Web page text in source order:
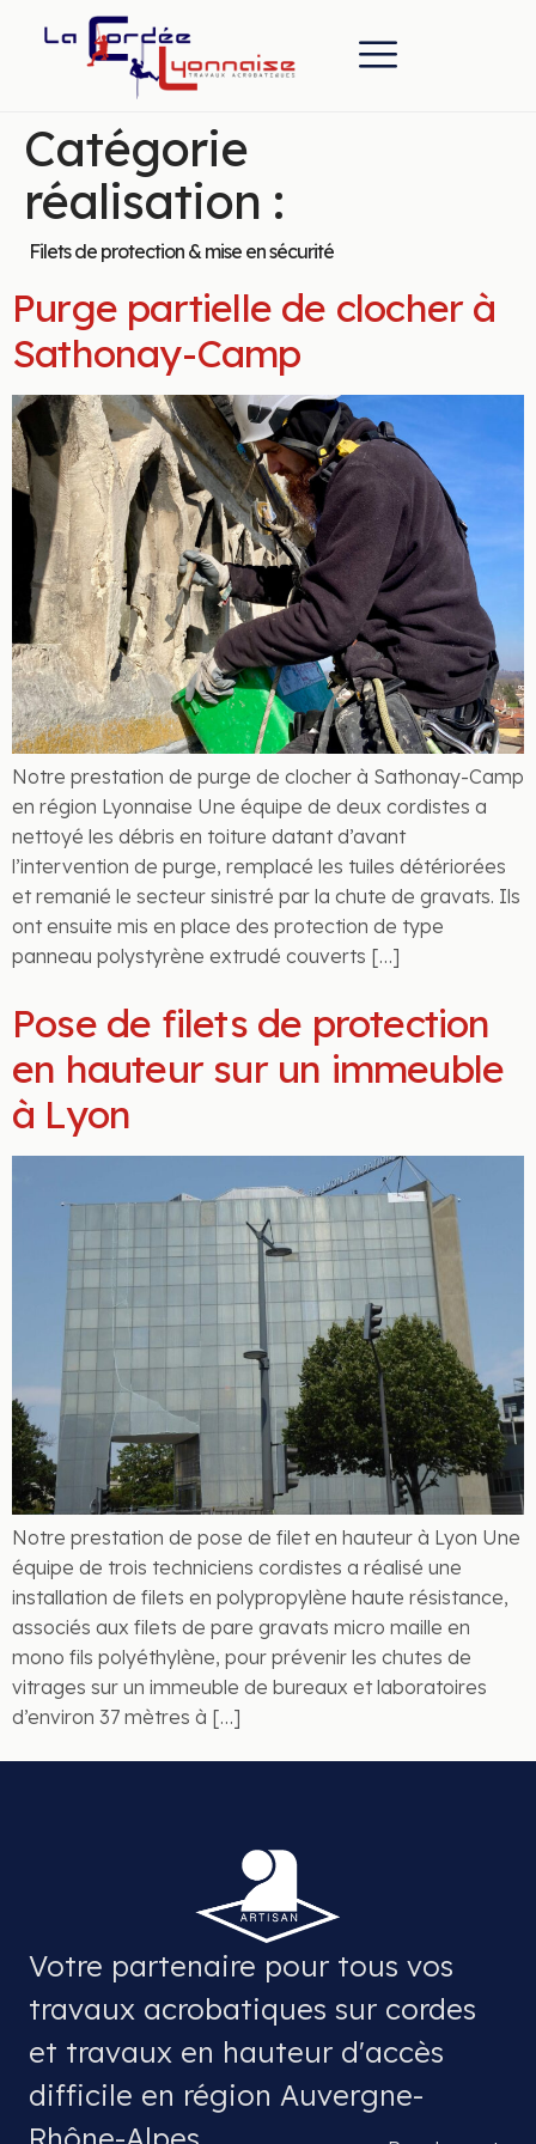
Catégorie
réalisation :
Filets de protection & mise en sécurité
Purge partielle de clocher à
Sathonay-Camp
Notre prestation de purge de clocher à Sathonay-Camp
en région Lyonnaise Une équipe de deux cordistes a
nettoyé les débris en toiture datant d’avant
l’intervention de purge, remplacé les tuiles détériorées
et remanié le secteur sinistré par la chute de gravats. Ils
ont ensuite mis en place des protection de type
panneau polystyrène extrudé couverts […]
Pose de filets de protection
en hauteur sur un immeuble
à Lyon
Notre prestation de pose de filet en hauteur à Lyon Une
équipe de trois techniciens cordistes a réalisé une
installation de filets en polypropylène haute résistance,
associés aux filets de pare gravats micro maille en
mono fils polyéthylène, pour prévenir les chutes de
vitrages sur un immeuble de bureaux et laboratoires
d’environ 37 mètres à […]
Votre partenaire pour tous vos
travaux acrobatiques sur cordes
et travaux en hauteur d'accès
difficile en région Auvergne-